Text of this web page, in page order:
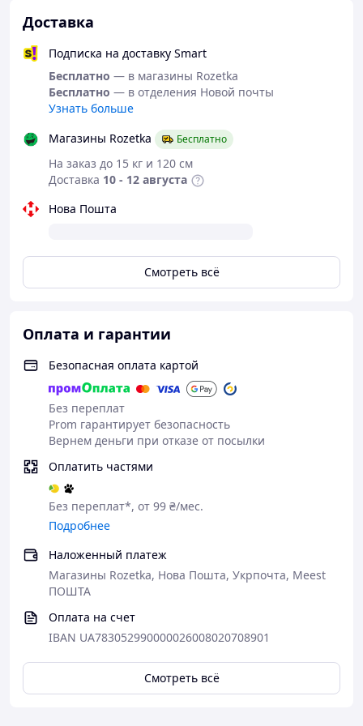
Тип монтажа: клеевой
Совместимость: DIN Left / DIN Right
Регулировка силы закрывания: 3 уровня
Назначение: деревянные и стальные двери
Размеры: 8,5 × 6,3 × 3 см
Стан
Новый. Товар в заводской упаковке,
упаковка не повреждена.
Подходит для быстрой установки без
инструментов и повреждения двери.
прицела.
Доставка
Подписка на доставку Smart
Бесплатно — в магазины Rozetka
Бесплатно — в отделения Новой почты
Узнать больше
Магазины Rozetka
Бесплатно
На заказ до 15 кг и 120 см
Доставка 10 - 12 августа
Нова Пошта
Смотреть всё
Оплата и гарантии
Безопасная оплата картой
Без переплат
Prom гарантирует безопасность
Вернем деньги при отказе от посылки
Оплатить частями
Без переплат*, от 99 ₴/мес.
Подробнее
Наложенный платеж
Магазины Rozetka, Нова Пошта, Укрпочта, Meest
ПОШТА
Оплата на счет
IBAN UA783052990000026008020708901
Смотреть всё